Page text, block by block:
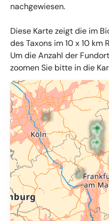
nachgewiesen.
Diese Karte zeigt die im
des Taxons im 10 x 10 km
Um die Anzahl der
zoomen Sie bitte in die
© OpenMapTiles ,OpenStreetMap